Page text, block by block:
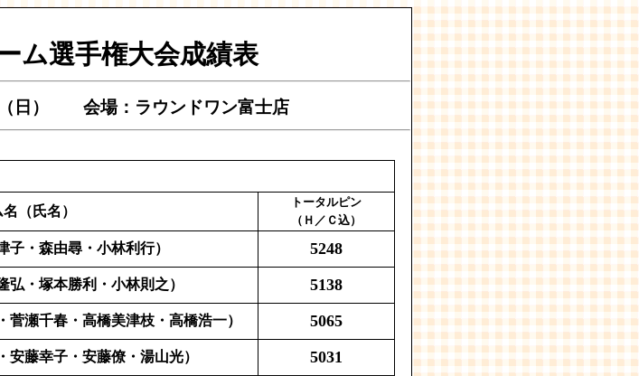
手権大会成績表
（日） 会場：ラウンドワン富士店
（氏名）
トータルピン
（Ｈ／Ｃ込）
・森由尋・小林利行） 5248
弘・塚本勝利・小林則之） 5138
瀬千春・高橋美津枝・高橋浩一） 5065
藤幸子・安藤僚・湯山光） 5031